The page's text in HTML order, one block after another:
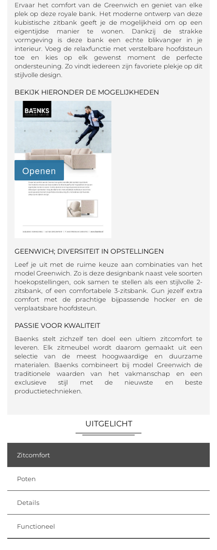
Ervaar het comfort van de Greenwich en geniet van elke
plek op deze royale bank. Het moderne ontwerp van deze
kubistische zitbank geeft je de mogelijkheid om op een
eigentijdse manier te wonen. Dankzij de strakke
vormgeving is deze bank een echte blikvanger in je
interieur. Voeg de relaxfunctie met verstelbare hoofdsteun
toe en kies op elk gewenst moment de perfecte
ondersteuning. Zo vindt iedereen zijn favoriete plekje op dit
stijlvolle design.
BEKIJK HIERONDER DE MOGELIJKHEDEN
GEENWICH; DIVERSITEIT IN OPSTELLINGEN
Leef je uit met de ruime keuze aan combinaties van het
model Greenwich. Zo is deze designbank naast vele soorten
hoekopstellingen, ook samen te stellen als een stijlvolle 2-
zitsbank, of een comfortabele 3-zitsbank. Gun jezelf extra
comfort met de prachtige bijpassende hocker en de
verplaatsbare hoofdsteun.
PASSIE VOOR KWALITEIT
Baenks stelt zichzelf ten doel een ultiem zitcomfort te
leveren. Elk zitmeubel wordt daarom gemaakt uit een
selectie van de meest hoogwaardige en duurzame
materialen. Baenks combineert bij model Greenwich de
traditionele waarden van het vakmanschap en een
exclusieve stijl met de nieuwste en beste
productietechnieken.
UITGELICHT
Zitcomfort
Poten
Details
Functioneel